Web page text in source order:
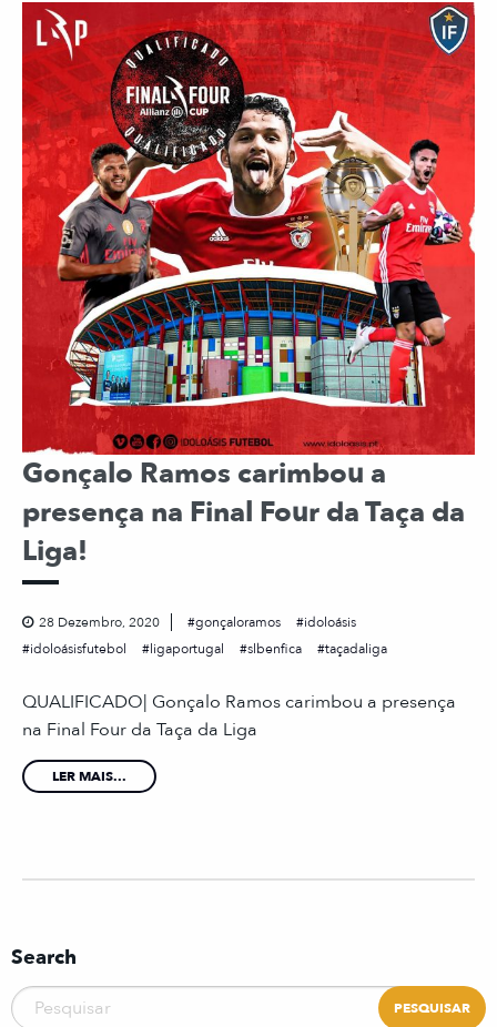
Gonçalo Ramos carimbou a
presença na Final Four da Taça da
Liga!
28 Dezembro, 2020 gonçaloramos
idoloásis
idoloásisfutebol
ligaportugal slbenfica taçadaliga
QUALIFICADO| Gonçalo Ramos carimbou a presença
na Final Four da Taça da Liga
LER MAIS...
Search